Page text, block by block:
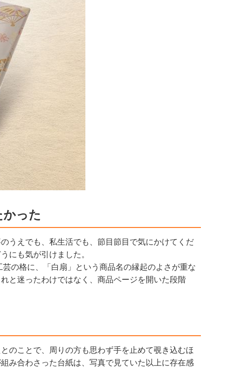
った
うえでも、私生活でも、節目節目で気にかけてくだ
にも気が引けました。
の格に、「白扇」という商品名の縁起のよさが重な
と迷ったわけではなく、商品ページを開いた段階
のことで、周りの方も思わず手を止めて覗き込むほ
み合わさった台紙は、写真で見ていた以上に存在感